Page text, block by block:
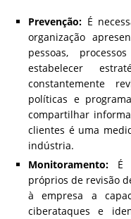
Prevenção: É
organização
pessoas,
estabelecer
constantemente
políticas e
compartilhar
clientes é uma
indústria.
Monitoramento: É
próprios de revisão
à empresa a
ciberataques e